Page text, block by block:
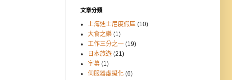
文章分類
上海迪士尼度假區 (10)
大食之樂 (1)
工作三分之一 (19)
日本旅遊 (21)
字幕 (1)
伺服器虛擬化 (6)